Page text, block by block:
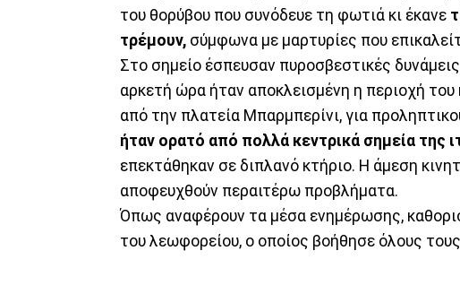
του θορύβου που συνόδευε τη φωτιά κι έκανε
τρέμουν, σύμφωνα με μαρτυρίες που
Στο σημείο έσπευσαν πυροσβεστικές
αρκετή ώρα ήταν αποκλεισμένη η περιοχή
από την πλατεία Μπαρμπερίνι, για
ήταν ορατό από πολλά κεντρικά σημεία της
επεκτάθηκαν σε διπλανό κτήριο. Η άμεση
αποφευχθούν περαιτέρω προβλήματα.
Όπως αναφέρουν τα μέσα ενημέρωσης,
του λεωφορείου, ο οποίος βοήθησε όλους